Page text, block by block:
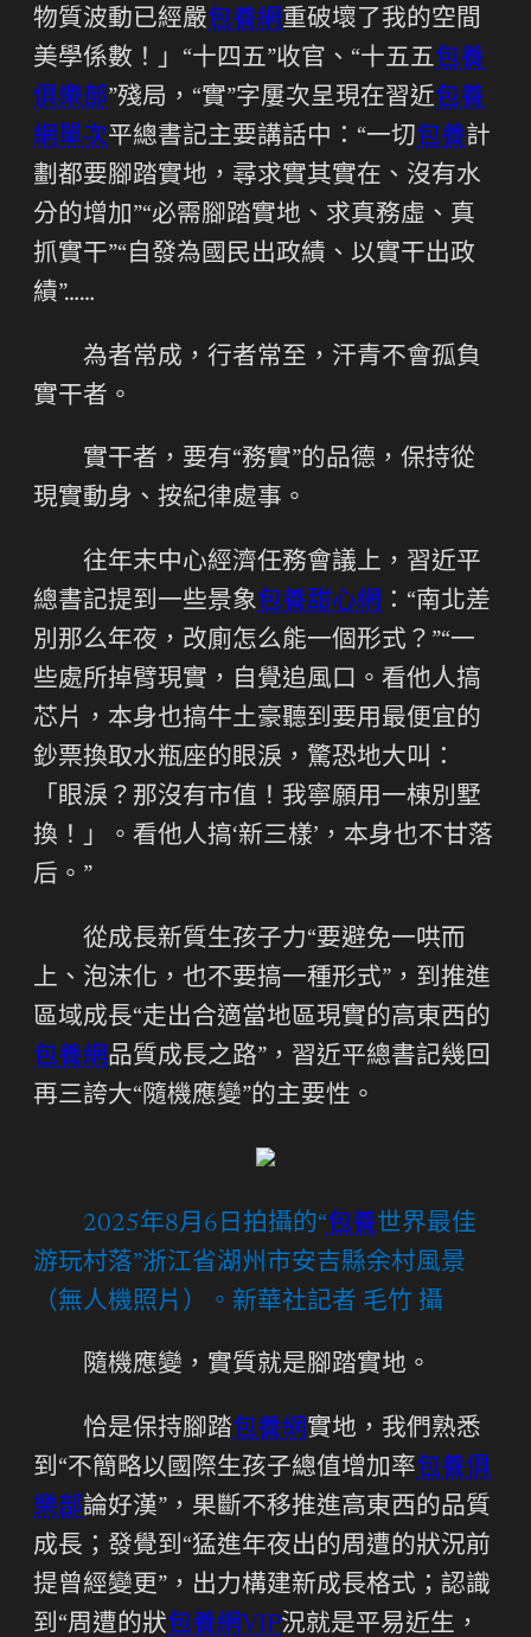
物質波動已經嚴包養網重破壞了我的空間
美學係數！」“十四五”收官、“十五五包養
俱樂部”殘局，“實”字屢次呈現在習近包養
網單次平總書記主要講話中：“一切包養計
劃都要腳踏實地，尋求實其實在、沒有水
分的增加”“必需腳踏實地、求真務虛、真
抓實干”“自發為國民出政績、以實干出政
績”……
為者常成，行者常至，汗青不會孤負
實干者。
實干者，要有“務實”的品德，保持從
現實動身、按紀律處事。
往年末中心經濟任務會議上，習近平
總書記提到一些景象包養甜心網 ：“南北差
別那么年夜，改廁怎么能一個形式？”“一
些處所掉臂現實，自覺追風口。看他人搞
芯片，本身也搞牛土豪聽到要用最便宜的
鈔票換取水瓶座的眼淚，驚恐地大叫：
「眼淚？那沒有市值！我寧願用一棟別墅
換！」。看他人搞‘新三樣’，本身也不甘落
后。”
從成長新質生孩子力“要避免一哄而
上、泡沫化，也不要搞一種形式”，到推進
區域成長“走出合適當地區現實的高東西的
包養網品質成長之路”，習近平總書記幾回
再三誇大“隨機應變”的主要性。
2025年8月6日拍攝的“包養世界最佳
游玩村落”浙江省湖州市安吉縣余村風景
（無人機照片）。新華社記者 毛竹 攝
隨機應變，實質就是腳踏實地。
恰是保持腳踏包養網實地，我們熟悉
到“不簡略以國際生孩子總值增加率包養俱
樂部論好漢”，果斷不移推進高東西的品質
成長；發覺到“猛進年夜出的周遭的狀況前
提曾經變更”，出力構建新成長格式；認識
到“周遭的狀包養網VIP況就是平易近生，